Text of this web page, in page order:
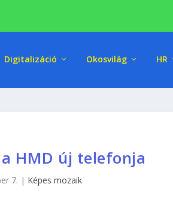
Digitalizáció Okosvilág HR
HMD új telefonja
7. | Képes mozaik